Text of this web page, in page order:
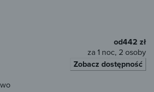
od442 zł
za 1 noc, 2 osoby
Zobacz dostępność